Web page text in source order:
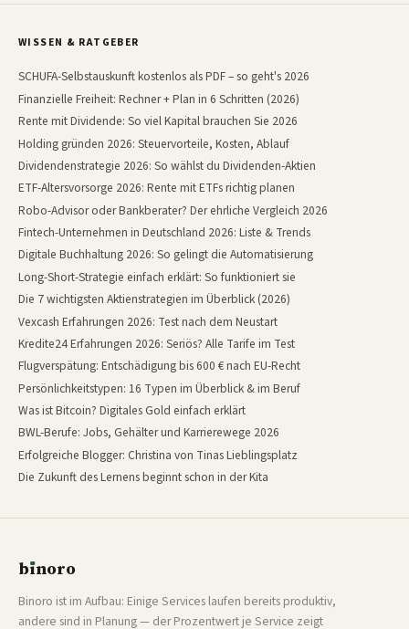
WISSEN & RATGEBER
SCHUFA-Selbstauskunft kostenlos als PDF – so geht's 2026
Finanzielle Freiheit: Rechner + Plan in 6 Schritten (2026)
Rente mit Dividende: So viel Kapital brauchen Sie 2026
Holding gründen 2026: Steuervorteile, Kosten, Ablauf
Dividendenstrategie 2026: So wählst du Dividenden-Aktien
ETF-Altersvorsorge 2026: Rente mit ETFs richtig planen
Robo-Advisor oder Bankberater? Der ehrliche Vergleich 2026
Fintech-Unternehmen in Deutschland 2026: Liste & Trends
Digitale Buchhaltung 2026: So gelingt die Automatisierung
Long-Short-Strategie einfach erklärt: So funktioniert sie
Die 7 wichtigsten Aktienstrategien im Überblick (2026)
Vexcash Erfahrungen 2026: Test nach dem Neustart
Kredite24 Erfahrungen 2026: Seriös? Alle Tarife im Test
Flugverspätung: Entschädigung bis 600 € nach EU-Recht
Persönlichkeitstypen: 16 Typen im Überblick & im Beruf
Was ist Bitcoin? Digitales Gold einfach erklärt
BWL-Berufe: Jobs, Gehälter und Karrierewege 2026
Erfolgreiche Blogger: Christina von Tinas Lieblingsplatz
Die Zukunft des Lernens beginnt schon in der Kita
bınoro
Binoro ist im Aufbau: Einige Services laufen bereits produktiv,
andere sind in Planung — der Prozentwert je Service zeigt